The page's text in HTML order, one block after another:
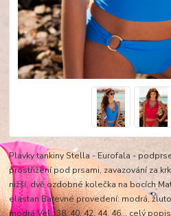
Plavky tankiny Stella - Eurofala -
prostřižení pod prsami, zavazování za
nižší, dvě ozdobné kolečka na bocích
elastan Barevné provedení: modrá,
modrá Vel.: 38, 40, 42, 44, 46...celý popis